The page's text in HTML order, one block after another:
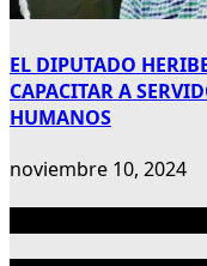
EL DIPUTADO
CAPACITAR A
HUMANOS
noviembre 10, 2024